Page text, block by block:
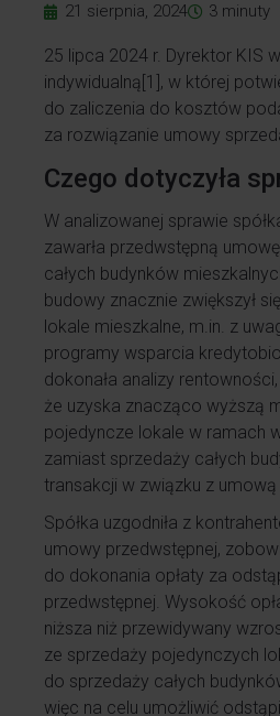
21 sierpnia, 2024 3 minuty
25 lipca 2024 r. Dyrektor KIS
indywidualną[1], w której
do zaliczenia do kosztów
za rozwiązanie umowy
Czego dotyczyła
W analizowanej sprawie
zawarła przedwstępną
całych budynków
budowy znacznie zwiększył
lokale mieszkalne, m.in. z
programy wsparcia
dokonała analizy
że uzyska znacząco wyższą
pojedyncze lokale w ramach
zamiast sprzedaży całych
transakcji w związku z
Spółka uzgodniła z
umowy przedwstępnej,
do dokonania opłaty za
przedwstępnej. Wysokość
niższa niż przewidywany
ze sprzedaży pojedynczych
do sprzedaży całych
więc na celu umożliwić